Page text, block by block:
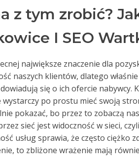
z tym zrobić?
I SEO
największe znaczenie dla
naszych klientów, dlatego
się o ich ofercie
wystarczy po prostu mieć swoją
pokazać, bo przez to zobaczą
sieć jest widoczność w sieci,
usług sprawia, że często ciężko
to zbliżone wrażenie mają